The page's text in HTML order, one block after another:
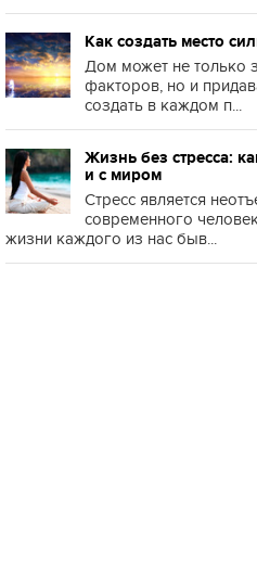
Как создать место
Дом может не только
факторов, но и
создать в каждом п...
Жизнь без стресса:
и с миром
Стресс является
современного
жизни каждого из нас быв...